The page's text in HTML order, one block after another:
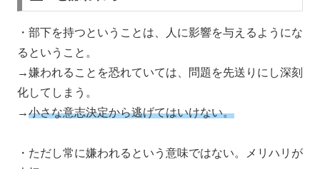
・部下を持つということは、人に影響を与えるようにな
るということ。
→嫌われることを恐れていては、問題を先送りにし深刻
化してしまう。
→小さな意志決定から逃げてはいけない。
・ただし常に嫌われるという意味ではない。メリハリが